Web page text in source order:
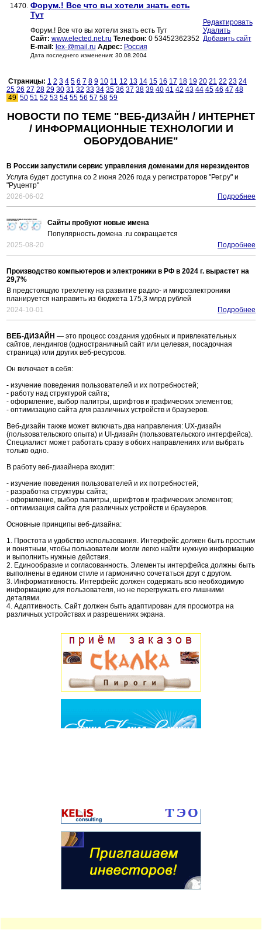
1470. Форум.! Все что вы хотели знать есть
Тут
Форум.! Все что вы хотели знать есть Тут
Сайт: www.elected.net.ru Телефон: 0 53452362352
E-mail: lex-@mail.ru Адрес: Россия
Дата последнего изменения: 30.08.2004
Редактировать
Удалить
Добавить сайт
Страницы: 1 2 3 4 5 6 7 8 9 10 11 12 13 14 15 16 17 18 19 20 21 22 23 24
25 26 27 28 29 30 31 32 33 34 35 36 37 38 39 40 41 42 43 44 45 46 47 48
49 50 51 52 53 54 55 56 57 58 59
НОВОСТИ ПО ТЕМЕ "ВЕБ-ДИЗАЙН / ИНТЕРНЕТ
/ ИНФОРМАЦИОННЫЕ ТЕХНОЛОГИИ И
ОБОРУДОВАНИЕ"
В России запустили сервис управления доменами для нерезидентов
Услуга будет доступна со 2 июня 2026 года у регистраторов "Рег.ру" и
"Руцентр"
2026-06-02
Подробнее
Сайты пробуют новые имена
Популярность домена .ru сокращается
2025-08-20
Подробнее
Производство компьютеров и электроники в РФ в 2024 г. вырастет на
29,7%
В предстоящую трехлетку на развитие радио- и микроэлектроники
планируется направить из бюджета 175,3 млрд рублей
2024-10-01
Подробнее
ВЕБ-ДИЗАЙН — это процесс создания удобных и привлекательных
сайтов, лендингов (одностраничный сайт или целевая, посадочная
страница) или других веб-ресурсов.
Он включает в себя:
- изучение поведения пользователей и их потребностей;
- работу над структурой сайта;
- оформление, выбор палитры, шрифтов и графических элементов;
- оптимизацию сайта для различных устройств и браузеров.
Веб-дизайн также может включать два направления: UX-дизайн
(пользовательского опыта) и UI-дизайн (пользовательского интерфейса).
Специалист может работать сразу в обоих направлениях или выбрать
только одно.
В работу веб-дизайнера входит:
- изучение поведения пользователей и их потребностей;
- разработка структуры сайта;
- оформление, выбор палитры, шрифтов и графических элементов;
- оптимизация сайта для различных устройств и браузеров.
Основные принципы веб-дизайна:
1. Простота и удобство использования. Интерфейс должен быть простым
и понятным, чтобы пользователи могли легко найти нужную информацию
и выполнить нужные действия.
2. Единообразие и согласованность. Элементы интерфейса должны быть
выполнены в едином стиле и гармонично сочетаться друг с другом.
3. Информативность. Интерфейс должен содержать всю необходимую
информацию для пользователя, но не перегружать его лишними
деталями.
4. Адаптивность. Сайт должен быть адаптирован для просмотра на
различных устройствах и разрешениях экрана.